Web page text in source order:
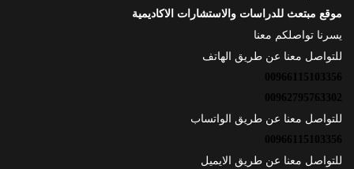
موقع مبتعث للدراسات والاستشارات الاكاديمية
يسرنا تواصلكم معنا
للتواصل معنا عن طريق الهاتف
00966115103356
00962795763302
للتواصل معنا عن طريق الواتساب
00966115103356
للتواصل معنا عن طريق الايميل